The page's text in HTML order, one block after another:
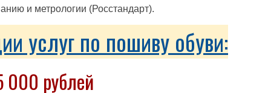
и метрологии (Росстандарт).
услуг по пошиву обуви:
000 рублей